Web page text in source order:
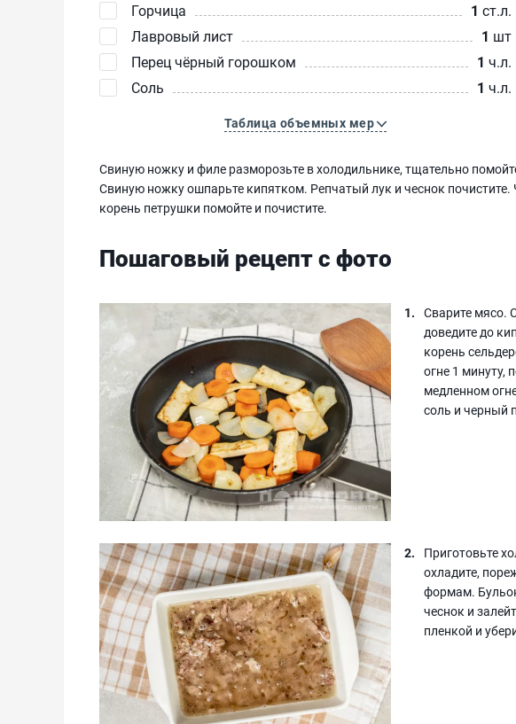
Горчица
1 ст.л.
Лавровый лист
1 шт
Перец чёрный горошком
1 ч.л.
Соль
1 ч.л.
Таблица объемных мер
Свиную ножку и филе разморозьте в холодильнике, тщательно
Свиную ножку ошпарьте кипятком. Репчатый лук и чеснок почистите.
корень петрушки помойте и почистите.
Пошаговый рецепт с фото
Сварите мясо.
доведите до
корень
огне 1 минуту,
медленном
соль и черный
Приготовьте
охладите,
формам.
чеснок и
пленкой и